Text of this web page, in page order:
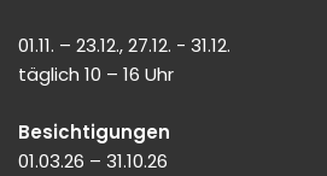
01.11. – 23.12., 27.12. - 31.12.
täglich 10 – 16 Uhr
Besichtigungen
01.03.26 – 31.10.26